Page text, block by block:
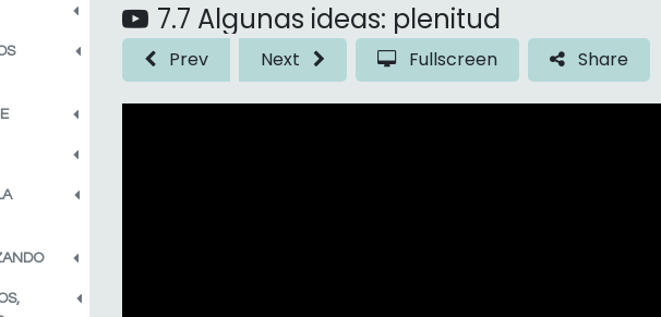
7.7 Algunas ideas: plenitud
Prev Next Fullscreen Share